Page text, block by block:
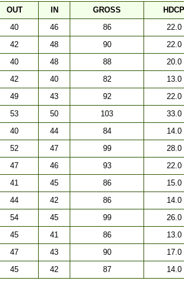
OUT IN GROSS HDCP
40 46 86 22.0
42 48 90 22.0
40 48 88 20.0
42 40 82 13.0
49 43 92 22.0
53 50 103 33.0
40 44 84 14.0
52 47 99 28.0
47 46 93 22.0
41 45 86 15.0
44 42 86 14.0
54 45 99 26.0
45 41 86 13.0
47 43 90 17.0
45 42 87 14.0